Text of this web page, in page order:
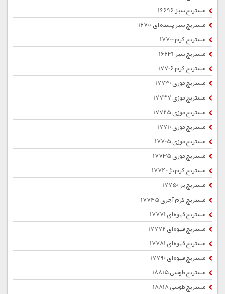
مستربچ سبز 16696
مستربچ سبز پسته ای 16700
مستربچ کرم 17700
مستربچ سبز 16631
مستربچ کرم 17706
مستربچ موزی 17730
مستربچ موزی 17737
مستربچ موزی 17725
مستربچ موزی 17710
مستربچ موزی 17705
مستربچ موزی 17735
مستربچ کرم بژ 17740
مستربچ بژ 17750
مستربچ کرم آجری 17745
مستربچ قهوه ای 17771
مستربچ قهوه ای 17772
مستربچ قهوه ای 17781
مستربچ قهوه ای 17790
مستربچ طوسی 18815
مستربچ طوسی 18818